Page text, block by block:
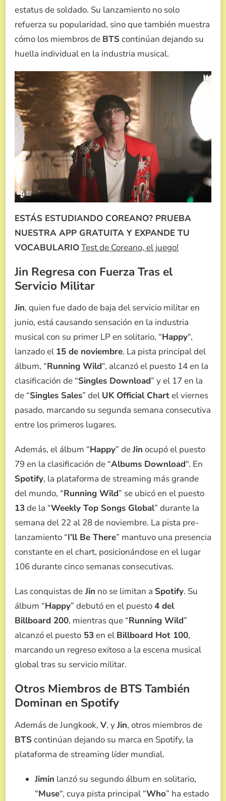
estatus de soldado. Su lanzamiento no solo
refuerza su popularidad, sino que también muestra
cómo los miembros de BTScontinúan dejando su
huella individual en la industria musical.
ESTÁS ESTUDIANDO COREANO? PRUEBA
NUESTRA APP GRATUITA Y EXPANDE TU
VOCABULARIOTest de Coreano, el juego!
Jin Regresa con Fuerza Tras el
Servicio Militar
Jin, quien fue dado de baja del servicio militar en
junio, está causando sensación en la industria
musical con su primer LP en solitario, “Happy“,
lanzado el 15 de noviembre. La pista principal del
álbum, “Running Wild“, alcanzó el puesto 14 en la
clasificación de “Singles Download” y el 17 en la
de “Singles Sales” del UK Official Chartel viernes
pasado, marcando su segunda semana consecutiva
entre los primeros lugares.
Además, el álbum “Happy” deJin ocupó el puesto
79 en la clasificación de “Albums Download“. En
Spotify, la plataforma de streaming más grande
del mundo, “Running Wild” se ubicó en el puesto
13de la “Weekly Top Songs Global” durante la
semana del 22 al 28 de noviembre. La pista pre-
lanzamiento “I’ll Be There” mantuvo una presencia
constante en el chart, posicionándose en el lugar
106 durante cinco semanas consecutivas.
Las conquistas de Jin no se limitan a Spotify. Su
álbum “Happy” debutó en el puesto4 del
Billboard 200, mientras que “Running Wild”
alcanzó el puesto 53en el Billboard Hot 100,
marcando un regreso exitoso a la escena musical
global tras su servicio militar.
Otros Miembros de BTS También
Dominan en Spotify
Además de Jungkook, V, yJin, otros miembros de
BTScontinúan dejando su marca en Spotify, la
plataforma de streaming líder mundial.
Jimin lanzó su segundo álbum en solitario,
“Muse“, cuya pista principal “Who” ha estado